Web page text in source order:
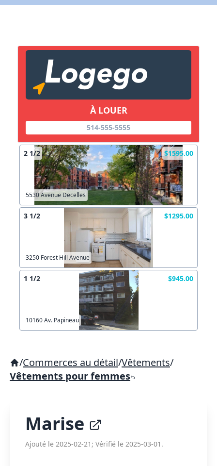
À LOUER
514-555-5555
2 1/2 $1595.00
5530 Avenue Decelles
3 1/2 $1295.00
3250 Forest Hill Avenue
1 1/2 $945.00
10160 Av. Papineau
/Commerces au détail/Vêtements/
Vêtements pour femmes
Marise
Ajouté le 2025-02-21; Vérifié le 2025-03-01.
Copier lien
X Fermer Envoyez